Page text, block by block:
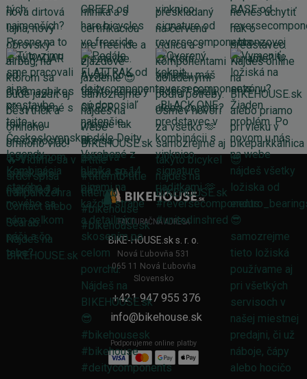
FAKTURAČNÁ ADRESA
BIKE-HOUSE.sk s. r. o.
Nová Ľubovňa 531
065 11 Nová Ľubovňa
Slovensko
+421 947 955 376
info@bikehouse.sk
Podporujeme online platby